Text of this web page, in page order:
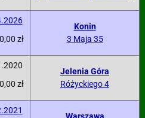
zł
Konin
3 Maja 35
zł
Jelenia Góra
Różyckiego 4